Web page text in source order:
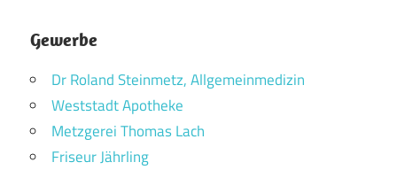
Gewerbe
Dr Roland Steinmetz, Allgemeinmedizin
Weststadt Apotheke
Metzgerei Thomas Lach
Friseur Jährling